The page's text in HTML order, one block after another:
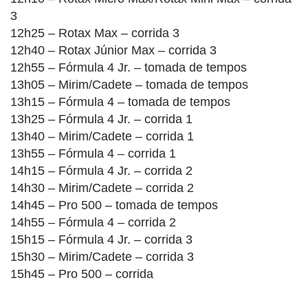
3
12h25 – Rotax Max – corrida 3
12h40 – Rotax Júnior Max – corrida 3
12h55 – Fórmula 4 Jr. – tomada de tempos
13h05 – Mirim/Cadete – tomada de tempos
13h15 – Fórmula 4 – tomada de tempos
13h25 – Fórmula 4 Jr. – corrida 1
13h40 – Mirim/Cadete – corrida 1
13h55 – Fórmula 4 – corrida 1
14h15 – Fórmula 4 Jr. – corrida 2
14h30 – Mirim/Cadete – corrida 2
14h45 – Pro 500 – tomada de tempos
14h55 – Fórmula 4 – corrida 2
15h15 – Fórmula 4 Jr. – corrida 3
15h30 – Mirim/Cadete – corrida 3
15h45 – Pro 500 – corrida